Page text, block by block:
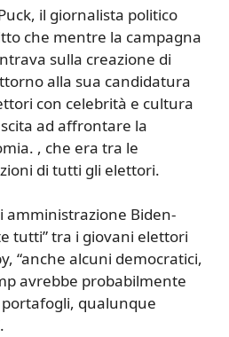
il giornalista politico
che mentre la campagna
sulla creazione di
alla sua candidatura
con celebrità e cultura
ad affrontare la
, che era tra le
di tutti gli elettori.
amministrazione Biden-
tutti” tra i giovani elettori
“anche alcuni democratici,
avrebbe probabilmente
qualunque